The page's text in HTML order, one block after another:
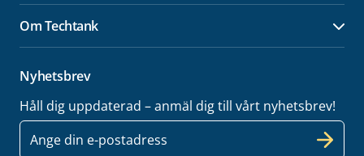
Om Techtank
Nyhetsbrev
Håll dig uppdaterad – anmäl dig till vårt nyhetsbrev!
E-
post